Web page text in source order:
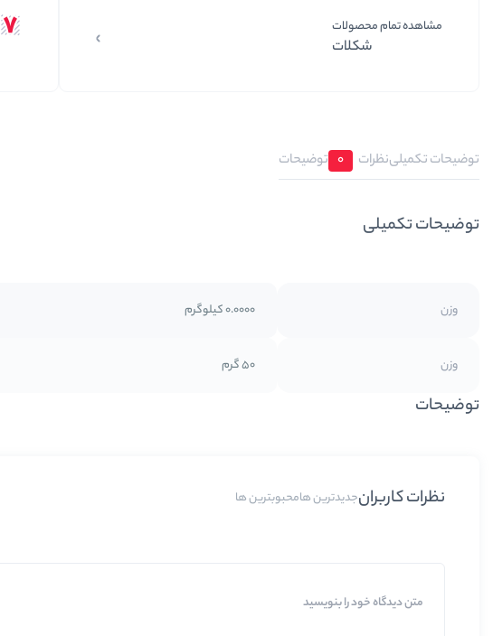
مشاهده تمام محصولات
شکلات
توضیحات تکمیلینظرات 0 توضیحات
توضیحات تکمیلی
وزن 0.0000 کیلوگرم
وزن 50 گرم
توضیحات
نظرات کاربرانجدیدترین هامحبوبترین ها